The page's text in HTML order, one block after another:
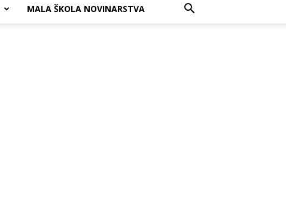
MALA ŠKOLA NOVINARSTVA